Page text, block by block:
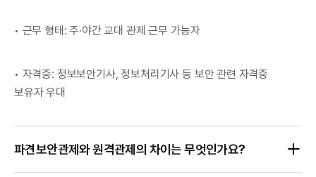
• 근무 형태: 주·야간 교대 관제 근무 가능자
• 자격증: 정보보안기사, 정보처리기사 등 보안 관련 자격증
보유자 우대
파견보안관제와 원격관제의 차이는 무엇인가요?